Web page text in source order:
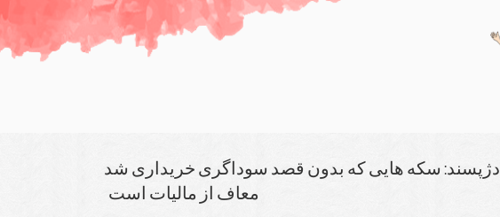
دژپسند: سكه هایی كه بدون قصد سوداگری خریداری شد
معاف از مالیات است